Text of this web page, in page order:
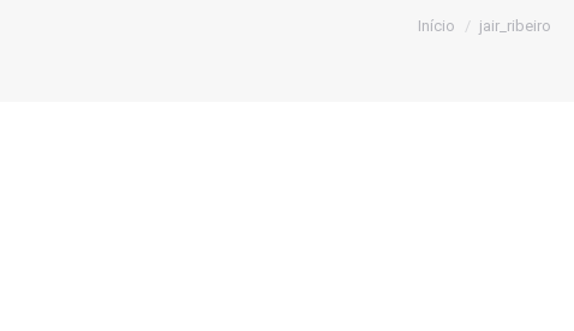
Você está aqui:
Início jair_ribeiro